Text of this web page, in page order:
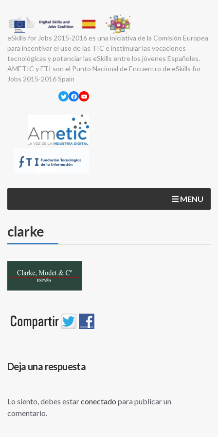
eSkills for Jobs 2015-2016 es una iniciativa de la Comisión Europea
para incentivar el uso de las TIC e instimular las vocaciones
tecnológicas y potenciar las eSkills entre los jóvenes Españoles.
AMETIC y FTI son el Punto Nacional de Encuentro de eSkills for
Jobs 2015-2016 Spain
Twitter
Facebook
YouTube
MENU
clarke
Deja una respuesta
Lo siento, debes estarconectado para publicar un
comentario.